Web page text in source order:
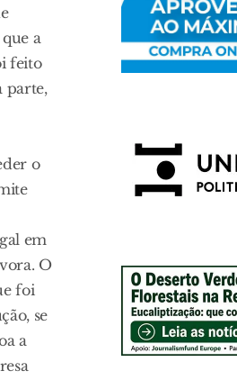
a
feito
parte,
o
em
O
foi
se
a